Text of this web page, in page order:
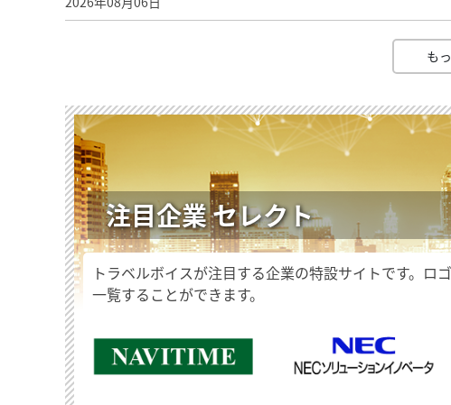
も
注目企業 セレクト
トラベルボイスが注目する企業の特設サイトです。
一覧することができます。